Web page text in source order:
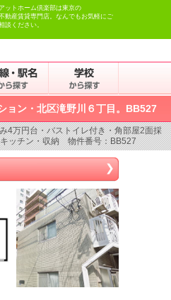
アットホーム倶楽部は東京の
動産賃貸専門店。なんでもお気軽にご
談ください。
ョン・北区滝野川６丁目。BB527
4万円台・バストイレ付き・角部屋2面採
ッチン・収納 物件番号：BB527